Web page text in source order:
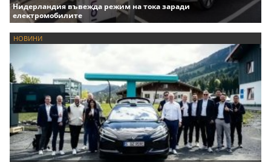
Нидерландия въвежда режим на тока заради
електромобилите
НОВИНИ